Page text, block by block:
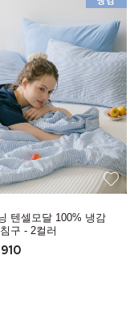
텐셀모달 100% 냉감
구 - 2컬러